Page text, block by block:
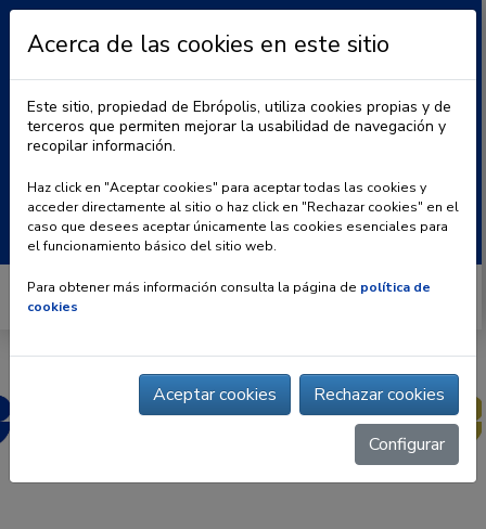
BLOG | CONTACTO
Buscar:
Acerca de las cookies en este sitio
Este sitio, propiedad de Ebrópolis, utiliza cookies propias y de
terceros que permiten mejorar la usabilidad de navegación y
recopilar información.
Haz click en "Aceptar cookies" para aceptar todas las cookies y
acceder directamente al sitio o haz click en "Rechazar cookies" en el
caso que desees aceptar únicamente las cookies esenciales para
el funcionamiento básico del sitio web.
Para obtener más información consulta la página de política de
cookies
Aceptar cookies Rechazar cookies
Configurar